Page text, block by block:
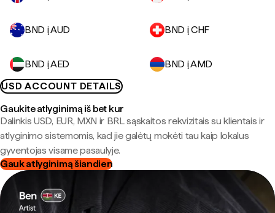
BND į AUD BND į CHF
BND į AED
BND į AMD
USD ACCOUNT DETAILS
Gaukite atlyginimą iš bet kur
Dalinkis USD, EUR, MXN ir BRL sąskaitos rekvizitais su klientais ir
atlyginimo sistemomis, kad jie galėtų mokėti tau kaip lokalus
gyventojas visame pasaulyje.
Gauk atlyginimą šiandien